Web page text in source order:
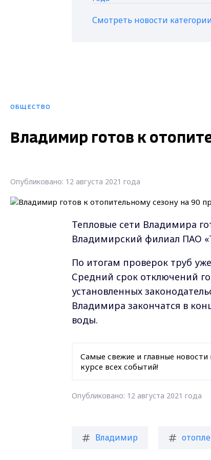
Смотреть новости
ОБЩЕСТВО
Владимир готов к
Опубликовано: 12 августа 2021 года
Тепловые сети Владимира
Владимирский филиал ПАО
По итогам проверок труб
Средний срок отключений
установленных
Владимира закончатся в
воды.
Самые свежие и главные новости
курсе всех событий!
Опубликовано: 12 августа 2021 года
Владимир